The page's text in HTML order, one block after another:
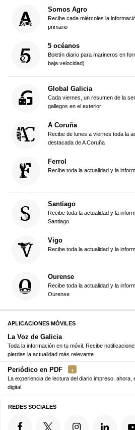
Somos Agro
Recibe cada miércoles la
primario
5 océanos
Boletín diario para marineros en
baja velocidad)
Global Galicia
Cada viernes, un resumen de la
gallegos en el exterior
A Coruña
Recibe de lunes a viernes toda la
destacada de A Coruña
Ferrol
Recibe toda la actualidad y la
Santiago
Recibe toda la actualidad y la
Santiago
Vigo
Recibe toda la actualidad y la
Ourense
Recibe toda la actualidad y la
Ourense
APLICACIONES MÓVILES
La Voz de Galicia
Toda la información en tu móvil. Recibe
pierdas la actualidad más relevante
Periódico en PDF
La experiencia de lectura del diario impreso, ahora,
digital
REDES SOCIALES